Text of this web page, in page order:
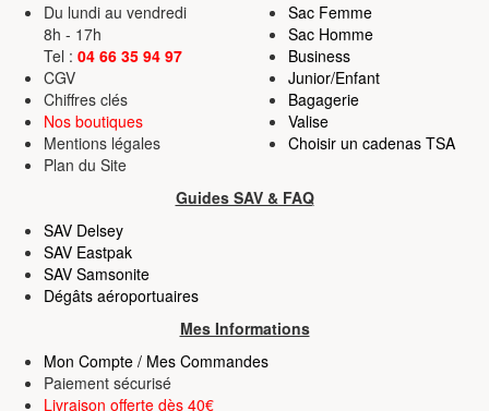
Du lundi au vendredi
8h - 17h
Tel : 04 66 35 94 97
CGV
Chiffres clés
Nos boutiques
Mentions légales
Plan du Site
Sac Femme
Sac Homme
Business
Junior/Enfant
Bagagerie
Valise
Choisir un cadenas TSA
Guides SAV & FAQ
SAV Delsey
SAV Eastpak
SAV Samsonite
Dégâts aéroportuaires
Mes Informations
Mon Compte / Mes Commandes
Paiement sécurisé
Livraison offerte dès 40€